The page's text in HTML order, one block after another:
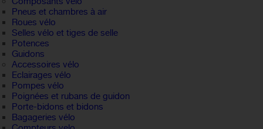
Pneus et chambres à air
Roues vélo
Selles vélo et tiges de selle
Potences
Guidons
Accessoires vélo
Eclairages vélo
Pompes vélo
Poignées et rubans de guidon
Porte-bidons et bidons
Bagageries vélo